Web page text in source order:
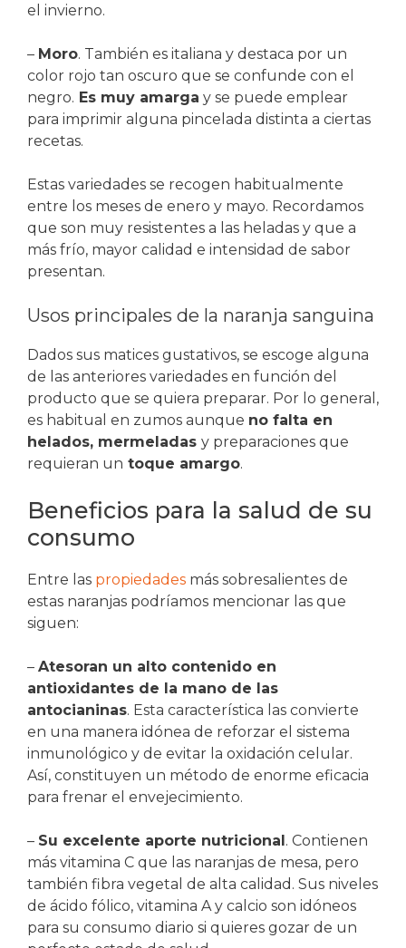
el invierno.
– Moro. También es italiana y destaca por un
color rojo tan oscuro que se confunde con el
negro. Es muy amarga y se puede emplear
para imprimir alguna pincelada distinta a ciertas
recetas.
Estas variedades se recogen habitualmente
entre los meses de enero y mayo. Recordamos
que son muy resistentes a las heladas y que a
más frío, mayor calidad e intensidad de sabor
presentan.
Usos principales de la naranja sanguina
Dados sus matices gustativos, se escoge alguna
de las anteriores variedades en función del
producto que se quiera preparar. Por lo general,
es habitual en zumos aunque no falta en
helados, mermeladas y preparaciones que
requieran un toque amargo.
Beneficios para la salud de su
consumo
Entre las propiedades más sobresalientes de
estas naranjas podríamos mencionar las que
siguen:
– Atesoran un alto contenido en
antioxidantes de la mano de las
antocianinas. Esta característica las convierte
en una manera idónea de reforzar el sistema
inmunológico y de evitar la oxidación celular.
Así, constituyen un método de enorme eficacia
para frenar el envejecimiento.
– Su excelente aporte nutricional . Contienen
más vitamina C que las naranjas de mesa, pero
también fibra vegetal de alta calidad. Sus niveles
de ácido fólico, vitamina A y calcio son idóneos
para su consumo diario si quieres gozar de un